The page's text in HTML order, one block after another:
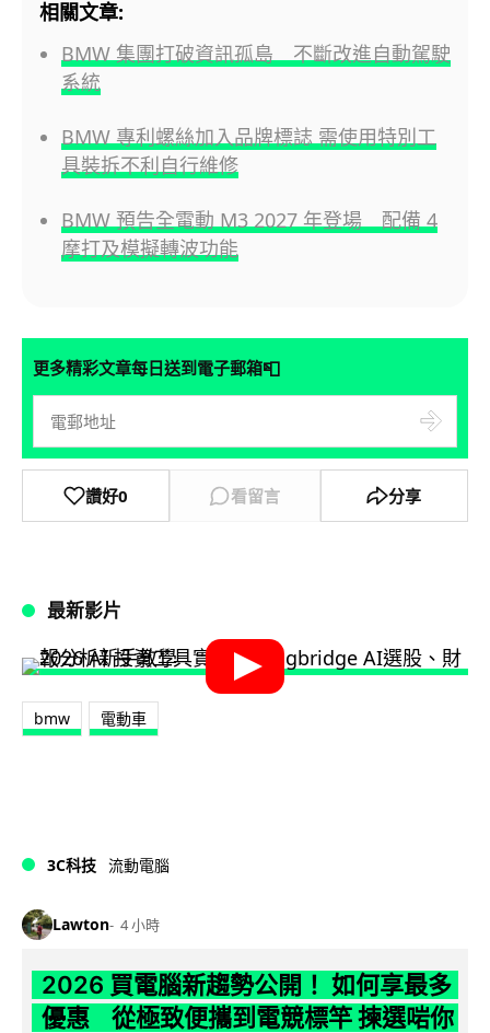
相關文章:
BMW 集團打破資訊孤島 不斷改進自動駕駛
系統
BMW 專利螺絲加入品牌標誌 需使用特別工
具裝拆不利自行維修
BMW 預告全電動 M3 2027 年登場 配備 4
摩打及模擬轉波功能
更多精彩文章每日送到電子郵箱📮
讚好0 看留言 分享
最新影片
bmw 電動車
3C科技 流動電腦
Lawton 4 小時
2026 買電腦新趨勢公開！ 如何享最多
優惠 從極致便攜到電競標竿 揀選啱你